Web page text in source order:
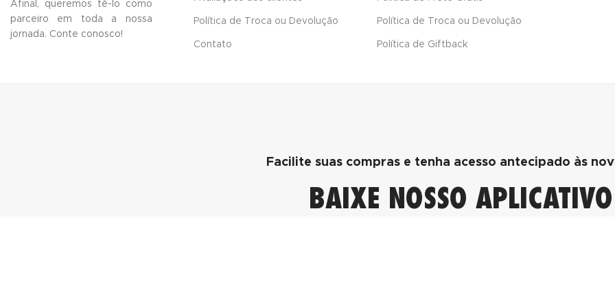
Afinal, queremos tê-lo como
parceiro em toda a nossa
jornada. Conte conosco!
Política de Troca ou Devolução
Contato
Política de Troca ou Devolução
Política de Giftback
Facilite suas compras e tenha acesso antecipado às
BAIXE NOSSO APLICATIVO